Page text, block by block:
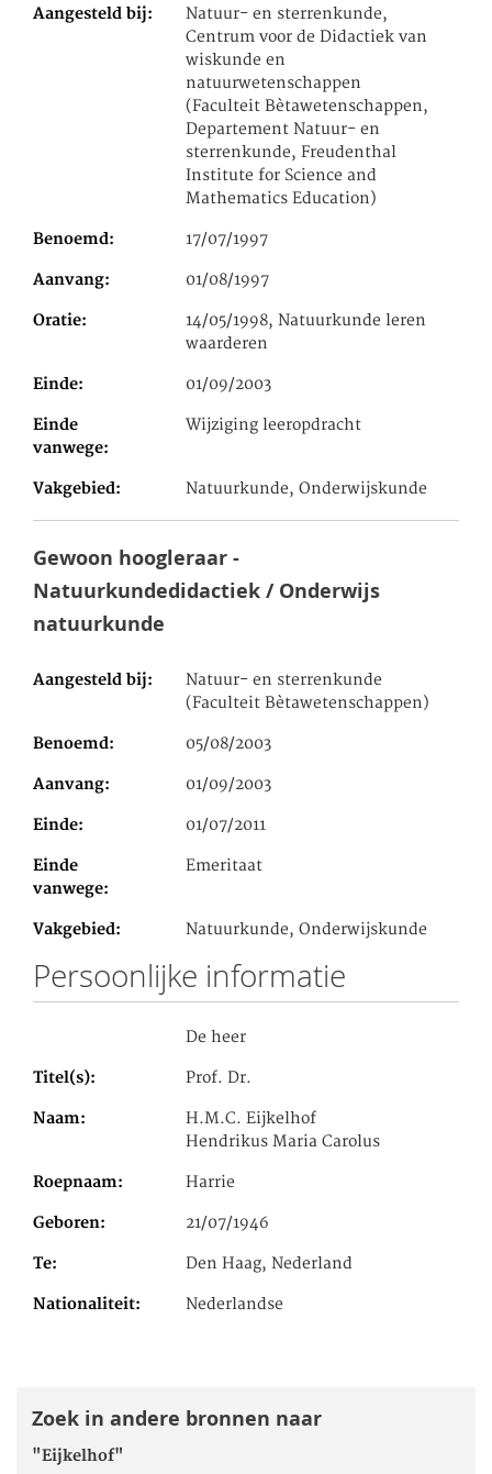
Aangesteld bij
Natuur- en sterrenkunde,
Centrum voor de Didactiek van
wiskunde en
natuurwetenschappen
(Faculteit Bètawetenschappen,
Departement Natuur- en
sterrenkunde, Freudenthal
Institute for Science and
Mathematics Education)
Benoemd 17/07/1997
Aanvang 01/08/1997
Oratie
14/05/1998, Natuurkunde leren
waarderen
Einde 01/09/2003
Einde
vanwege
Wijziging leeropdracht
Vakgebied Natuurkunde, Onderwijskunde
Gewoon hoogleraar -
Natuurkundedidactiek / Onderwijs
natuurkunde
Aangesteld bij
Natuur- en sterrenkunde
(Faculteit Bètawetenschappen)
Benoemd 05/08/2003
Aanvang 01/09/2003
Einde 01/07/2011
Einde
vanwege
Emeritaat
Vakgebied Natuurkunde, Onderwijskunde
Persoonlijke informatie
De heer
Titel(s) Prof. Dr.
Naam
H.M.C. Eijkelhof
Hendrikus Maria Carolus
Roepnaam Harrie
Geboren 21/07/1946
Te Den Haag, Nederland
Nationaliteit Nederlandse
Zoek in andere bronnen naar
"Eijkelhof"